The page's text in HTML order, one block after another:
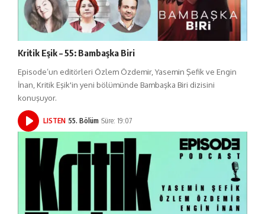
Kritik Eşik – 55: Bambaşka Biri
Episode’un editörleri Özlem Özdemir, Yasemin Şefik ve Engin
İnan, Kritik Eşik'in yeni bölümünde Bambaşka Biri dizisini
konuşuyor.
LISTEN 55. Bölüm Süre: 19:07